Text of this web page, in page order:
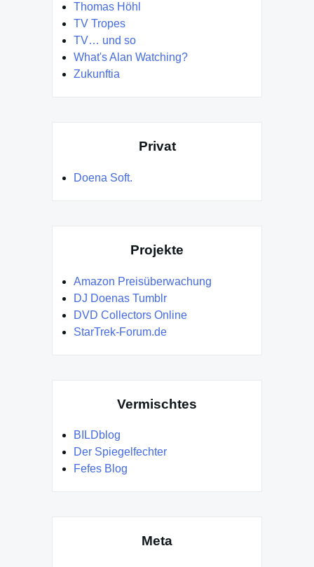
Thomas Höhl
TV Tropes
TV… und so
What's Alan Watching?
Zukunftia
Privat
Doena Soft.
Projekte
Amazon Preisüberwachung
DJ Doenas Tumblr
DVD Collectors Online
StarTrek-Forum.de
Vermischtes
BILDblog
Der Spiegelfechter
Fefes Blog
Meta